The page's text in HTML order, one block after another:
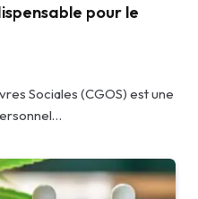
pour le
Sociales (CGOS) est une